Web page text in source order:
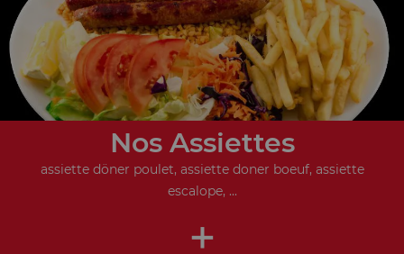
Nos Assiettes
assiette döner poulet, assiette doner boeuf, assiette
escalope, ...
+